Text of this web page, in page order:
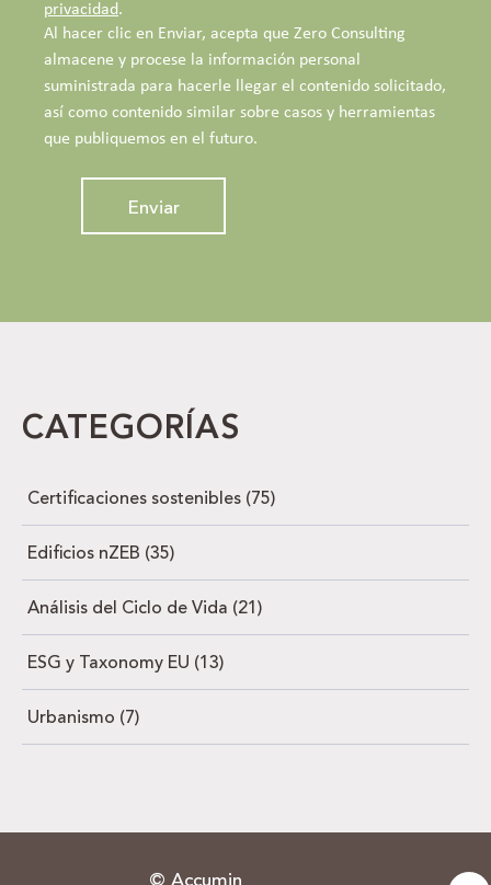
privacidad.
Al hacer clic en Enviar, acepta que Zero Consulting
almacene y procese la información personal
suministrada para hacerle llegar el contenido solicitado,
así como contenido similar sobre casos y herramientas
que publiquemos en el futuro.
CATEGORÍAS
Certificaciones sostenibles (75)
Edificios nZEB (35)
Análisis del Ciclo de Vida (21)
ESG y Taxonomy EU (13)
Urbanismo (7)